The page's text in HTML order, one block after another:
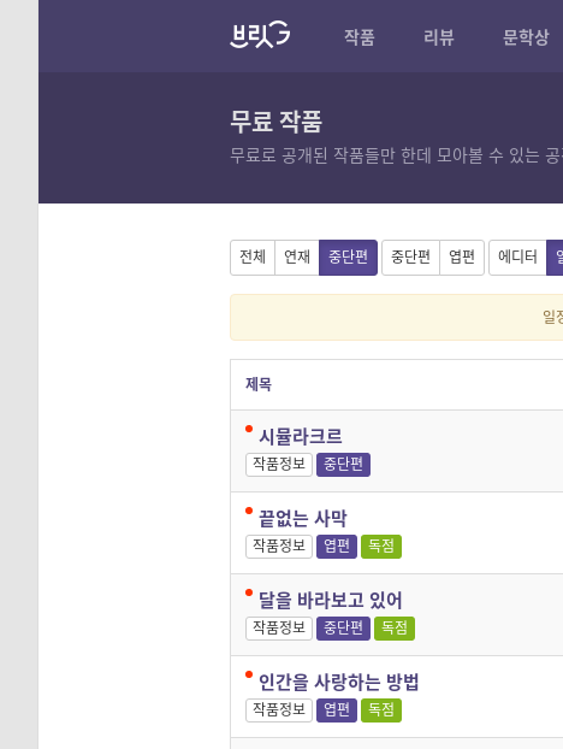
작품 리뷰 문학상
무료 작품
무료로 공개된 작품들만 한데 모아볼 수 있는
전체 연재 중단편 중단편 엽편 에디터
일
제목
시뮬라크르
작품정보 중단편
끝없는 사막
작품정보 엽편 독점
달을 바라보고 있어
작품정보 중단편 독점
인간을 사랑하는 방법
작품정보 엽편 독점